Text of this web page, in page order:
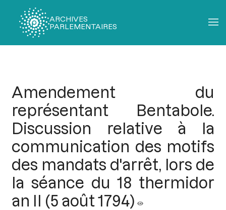
ARCHIVES
PARLEMENTAIRES
Amendement du
représentant Bentabole.
Discussion relative à la
communication des motifs
des mandats d'arrêt, lors de
la séance du 18 thermidor
an II (5 août 1794)